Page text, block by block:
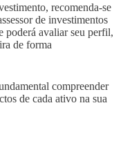
recomenda-se
de investimentos
poderá avaliar seu perfil,
de forma
compreender
de cada ativo na sua